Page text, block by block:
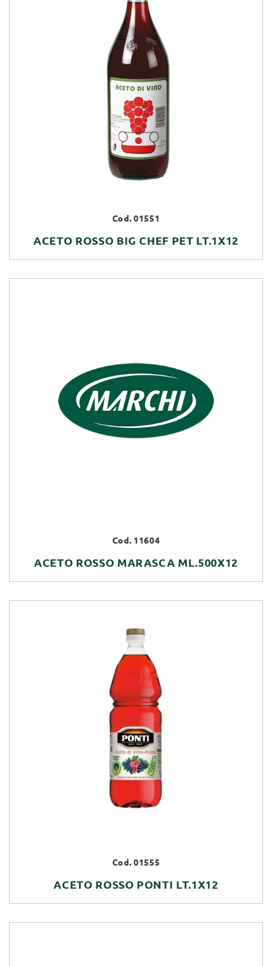
Cod. 01551
ACETO ROSSO BIG CHEF PET LT.1X12
Cod. 11604
ACETO ROSSO MARASCA ML.500X12
Cod. 01555
ACETO ROSSO PONTI LT.1X12